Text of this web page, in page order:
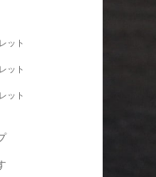
ット
ット
ット